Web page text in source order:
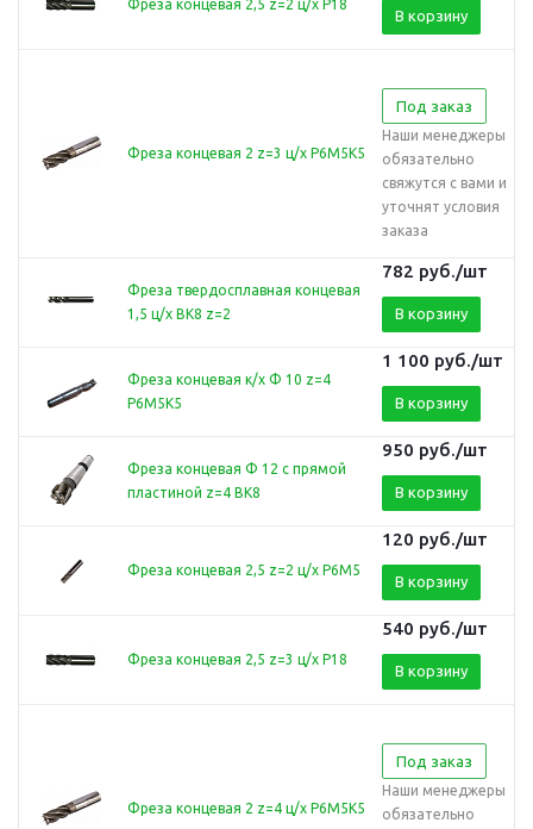
Фреза концевая 2,5 z=2 ц/х Р18
В корзину
Фреза концевая 2 z=3 ц/х Р6М5К5
Под заказ
Наши менеджеры
обязательно
свяжутся с вами и
уточнят условия
заказа
Фреза твердосплавная концевая
1,5 ц/х ВК8 z=2
782 руб./шт
В корзину
Фреза концевая к/х Ф 10 z=4
Р6М5К5
1 100 руб./шт
В корзину
Фреза концевая Ф 12 с прямой
пластиной z=4 ВК8
950 руб./шт
В корзину
Фреза концевая 2,5 z=2 ц/х Р6М5
120 руб./шт
В корзину
Фреза концевая 2,5 z=3 ц/х Р18
540 руб./шт
В корзину
Фреза концевая 2 z=4 ц/х Р6М5К5
Под заказ
Наши менеджеры
обязательно